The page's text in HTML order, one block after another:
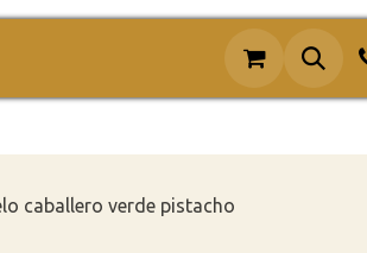
Aviso Legal
caballero verde pistacho